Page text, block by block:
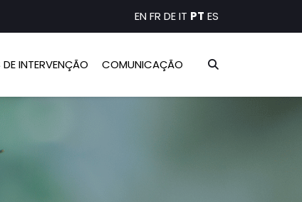
EN FR DEIT PT ES
DE INTERVENÇÃO COMUNICAÇÃO